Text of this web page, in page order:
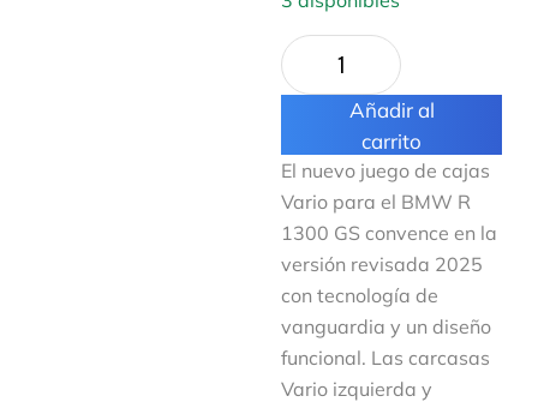
Añadir al
carrito
El nuevo juego de cajas
Vario para el BMW R
1300 GS convence en la
versión revisada 2025
con tecnología de
vanguardia y un diseño
funcional. Las carcasas
Vario izquierda y